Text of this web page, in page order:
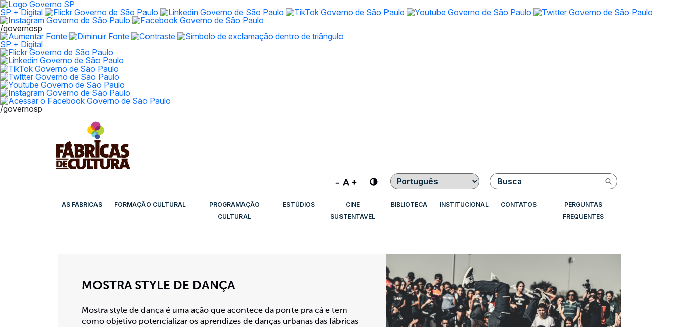
SP + Digital
/governosp
SP + Digital
/governosp
Contraste Buscar
AS FÁBRICAS FORMAÇÃO CULTURAL
PROGRAMAÇÃO
CULTURAL
ESTÚDIOS
CINE
SUSTENTÁVEL
BIBLIOTECA INSTITUCIONAL CONTATOS
PERGUNTAS
FREQUENTES
MOSTRA STYLE DE DANÇA
Mostra style de dança é uma ação que acontece da ponte pra cá e tem
como objetivo potencializar os aprendizes de danças urbanas das fábricas